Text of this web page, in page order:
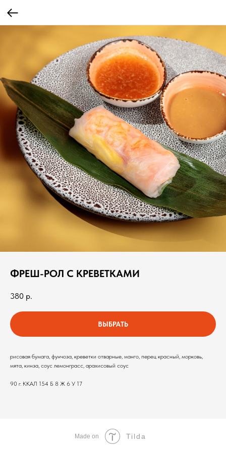
ФРЕШ-РОЛ С КРЕВЕТКАМИ
380 р.
ВЫБРАТЬ
рисовая бумага, фунчоза, креветки отварные, манго, перец красный, морковь,
мята, кинза, соус лемонграсс, арахисовый соус
90 г. ККАЛ 154 Б 8 Ж 6 У 17
Made on Tilda